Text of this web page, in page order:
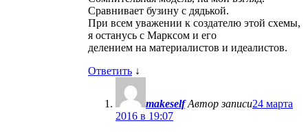
Сравнивает бузину с дядькой.
При всем уважении к создателю этой схемы,
я останусь с Марксом и его
делением на материалистов и идеалистов.
Ответить ↓
makeself Автор записи24 марта
2016 в 19:07